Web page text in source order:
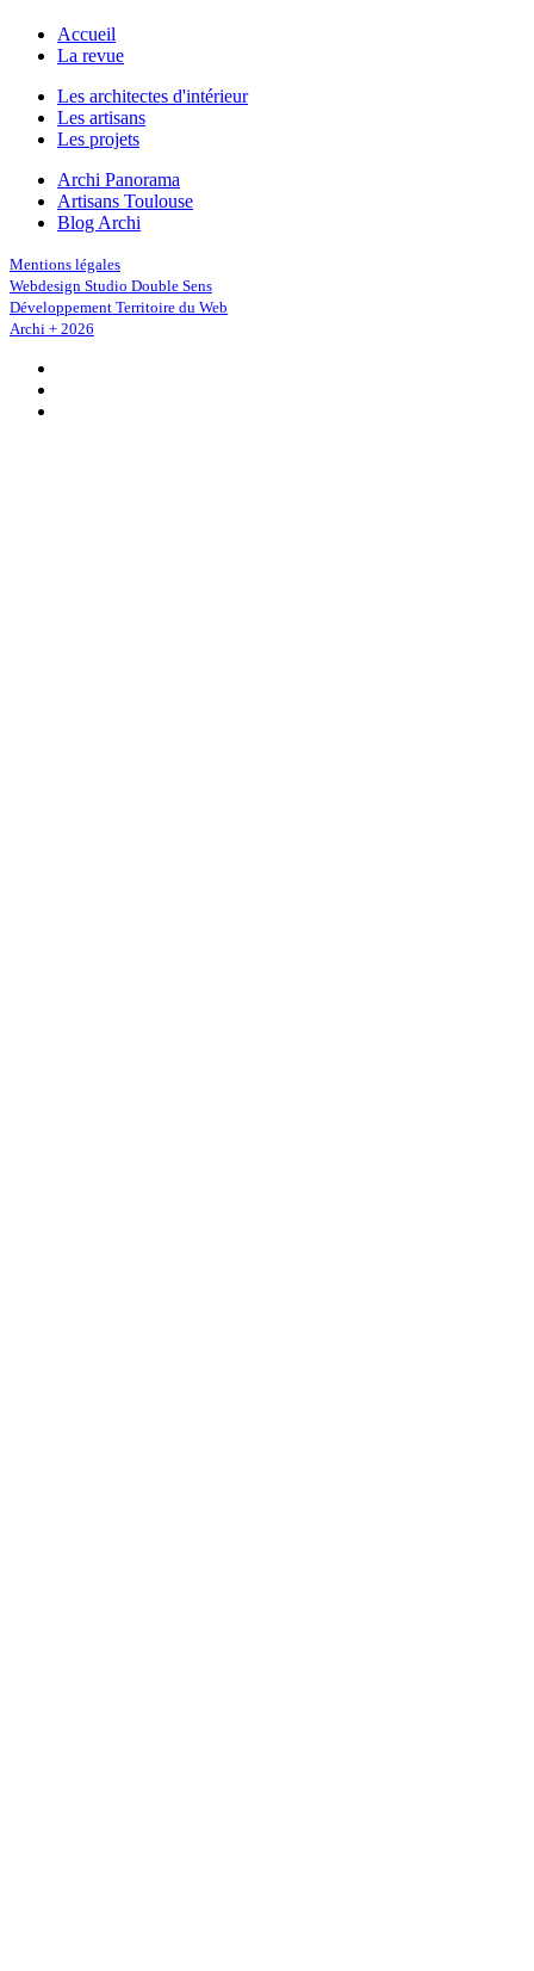
Accueil
La revue
Les architectes d'intérieur
Les artisans
Les projets
Archi Panorama
Artisans Toulouse
Blog Archi
Mentions légales
Webdesign Studio Double Sens
Développement Territoire du Web
Archi + 2026